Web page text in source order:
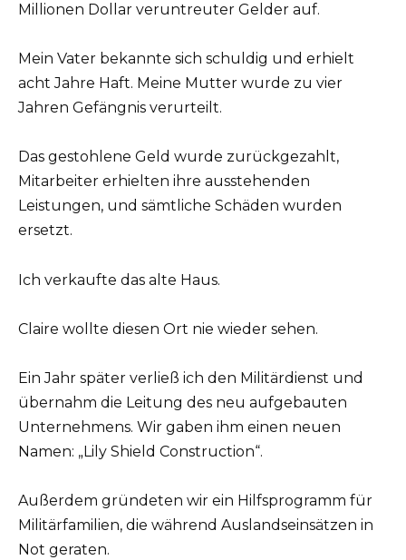
Millionen Dollar veruntreuter Gelder auf.
Mein Vater bekannte sich schuldig und erhielt
acht Jahre Haft. Meine Mutter wurde zu vier
Jahren Gefängnis verurteilt.
Das gestohlene Geld wurde zurückgezahlt,
Mitarbeiter erhielten ihre ausstehenden
Leistungen, und sämtliche Schäden wurden
ersetzt.
Ich verkaufte das alte Haus.
Claire wollte diesen Ort nie wieder sehen.
Ein Jahr später verließ ich den Militärdienst und
übernahm die Leitung des neu aufgebauten
Unternehmens. Wir gaben ihm einen neuen
Namen: „Lily Shield Construction“.
Außerdem gründeten wir ein Hilfsprogramm für
Militärfamilien, die während Auslandseinsätzen in
Not geraten.